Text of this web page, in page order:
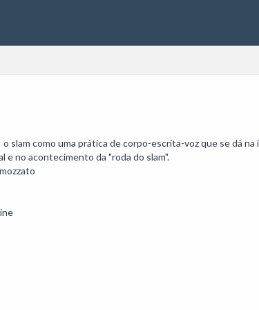
como uma prática de corpo-escrita-voz que se dá
e no acontecimento da "roda do slam".